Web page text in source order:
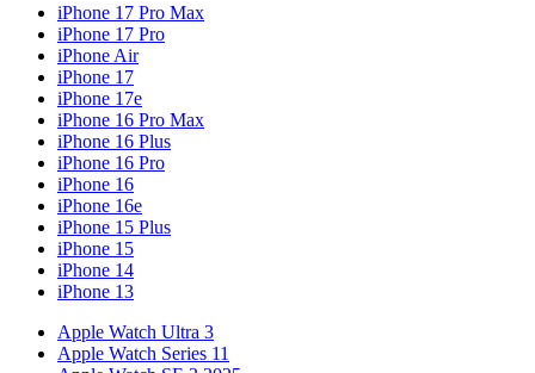
iPhone 17 Pro Max
iPhone 17 Pro
iPhone Air
iPhone 17
iPhone 17e
iPhone 16 Pro Max
iPhone 16 Plus
iPhone 16 Pro
iPhone 16
iPhone 16e
iPhone 15 Plus
iPhone 15
iPhone 14
iPhone 13
Apple Watch Ultra 3
Apple Watch Series 11